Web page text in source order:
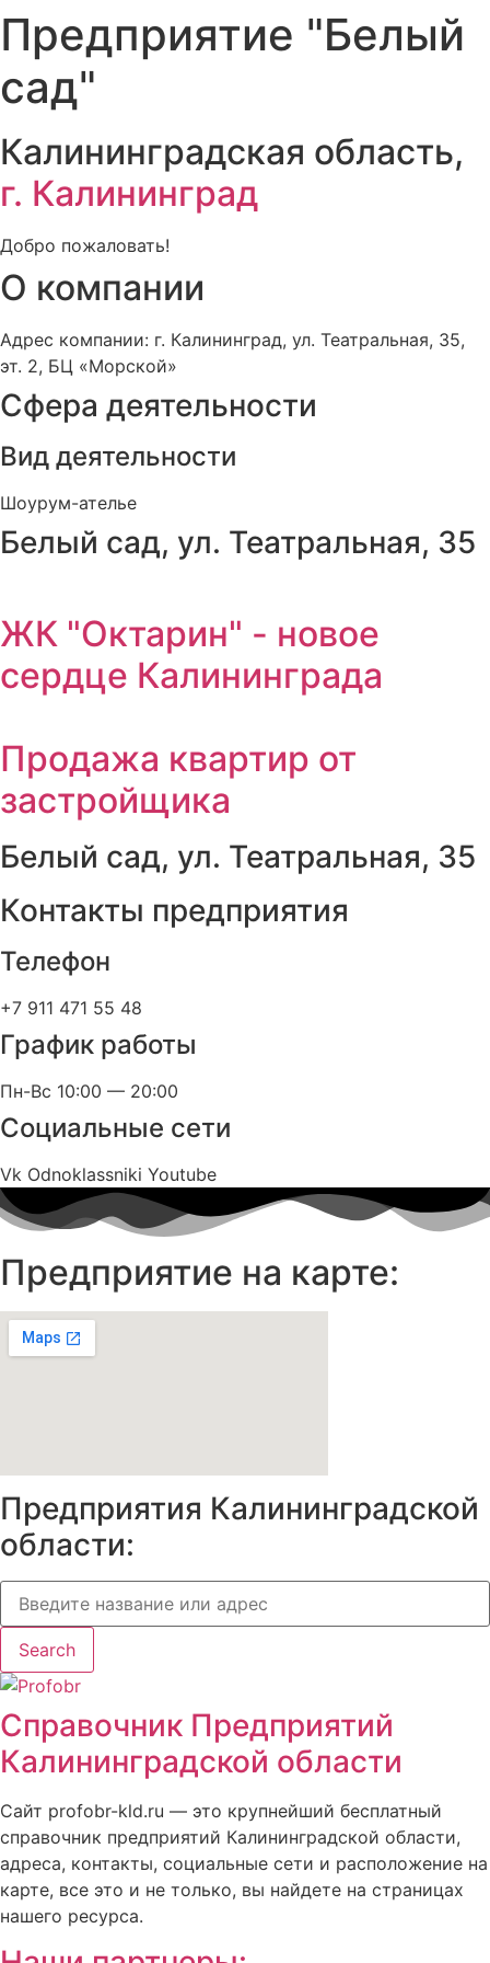
Предприятие "Белый
сад"
Калининградская область,
г. Калининград
Добро пожаловать!
О компании
Адрес компании: г. Калининград, ул. Театральная, 35,
эт. 2, БЦ «Морской»
Сфера деятельности
Вид деятельности
Шоурум-ателье
Белый сад, ул. Театральная, 35
ЖК "Октарин" - новое
сердце Калининграда
Продажа квартир от
застройщика
Белый сад, ул. Театральная, 35
Контакты предприятия
Телефон
+7 911 471 55 48
График работы
Пн-Вс 10:00 — 20:00
Социальные сети
Vk Odnoklassniki Youtube
Предприятие на карте:
Предприятия Калининградской
области:
Search
Справочник Предприятий
Калининградской области
Сайт profobr-kld.ru — это крупнейший бесплатный
справочник предприятий Калининградской области,
адреса, контакты, социальные сети и расположение на
карте, все это и не только, вы найдете на страницах
нашего ресурса.